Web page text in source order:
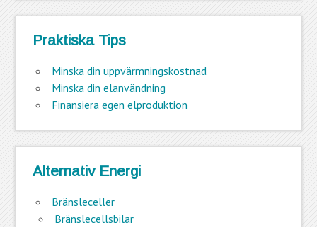
Praktiska Tips
Minska din uppvärmningskostnad
Minska din elanvändning
Finansiera egen elproduktion
Alternativ Energi
Bränsleceller
Bränslecellsbilar